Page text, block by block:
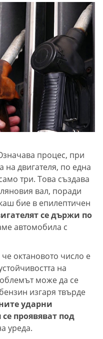
процес, при
на двигателя, по една
три. Това създава
вал, поради
бие в епилептичен
се държи по
автомобила с
октановото число е
на
може да се
изгаря твърде
ударни
проявяват под
уреда.